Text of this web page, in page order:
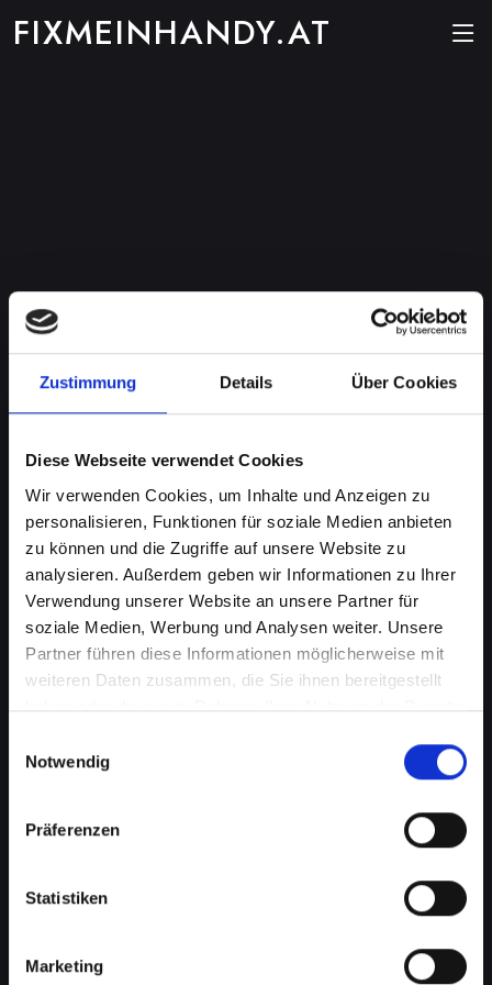
Zustimmung Details Über Cookies
Diese Webseite verwendet Cookies
Wir verwenden Cookies, um Inhalte und Anzeigen zu
personalisieren, Funktionen für soziale Medien anbieten
zu können und die Zugriffe auf unsere Website zu
analysieren. Außerdem geben wir Informationen zu Ihrer
Verwendung unserer Website an unsere Partner für
soziale Medien, Werbung und Analysen weiter. Unsere
Partner führen diese Informationen möglicherweise mit
weiteren Daten zusammen, die Sie ihnen bereitgestellt
haben oder die sie im Rahmen Ihrer Nutzung der Dienste
Notwendig
Präferenzen
Statistiken
Marketing
FIXMEINHANDY.AT
Displayprobleme bei Ihrem
IPHONE-13-MINI in Bad-
saürbrunn schnell beheben
Ein beschädigtes oder defektes Display bei
Ihrem IPHONE-13-MINI kann mehr als nur ein
optisches Ärgernis sein. Es beeinträchtigt die
Benutzerfreundlichkeit, verringert die
Lesbarkeit und kann sogar die Touch-
Funktionalität einschränken. Von Rissen bis zu